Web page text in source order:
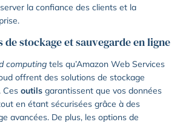
la confiance des clients et la
de stockage et sauvegarde en ligne
computing tels qu’Amazon Web Services
offrent des solutions de stockage
Ces outils garantissent que vos données
en étant sécurisées grâce à des
avancées. De plus, les options de